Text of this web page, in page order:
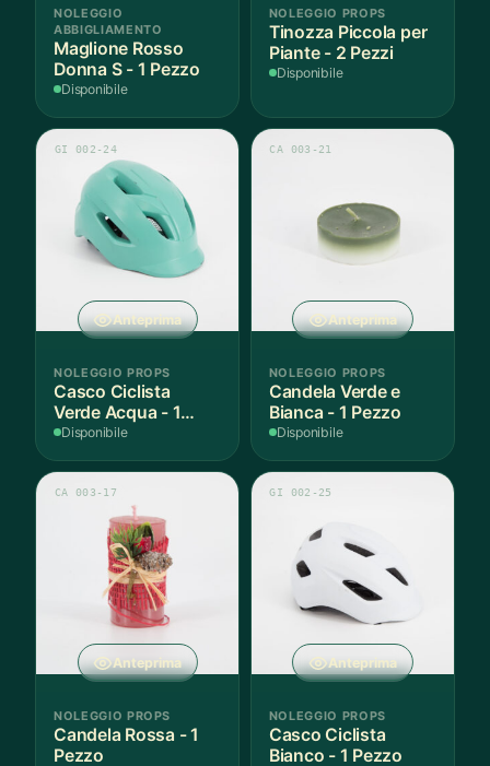
NOLEGGIO
ABBIGLIAMENTO
Maglione Rosso
Donna S - 1 Pezzo
Disponibile
NOLEGGIO PROPS
Tinozza Piccola per
Piante - 2 Pezzi
Disponibile
Anteprima
GI 002-24
NOLEGGIO PROPS
Casco Ciclista
Verde Acqua - 1
Pezzo
Disponibile
Anteprima
CA 003-21
NOLEGGIO PROPS
Candela Verde e
Bianca - 1 Pezzo
Disponibile
Anteprima
CA 003-17
NOLEGGIO PROPS
Candela Rossa - 1
Pezzo
Anteprima
GI 002-25
NOLEGGIO PROPS
Casco Ciclista
Bianco - 1 Pezzo